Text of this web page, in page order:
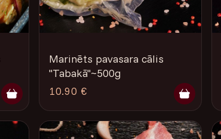
Marinēts pavasara cālis
"Tabakā"­­~­500g
10.90 €